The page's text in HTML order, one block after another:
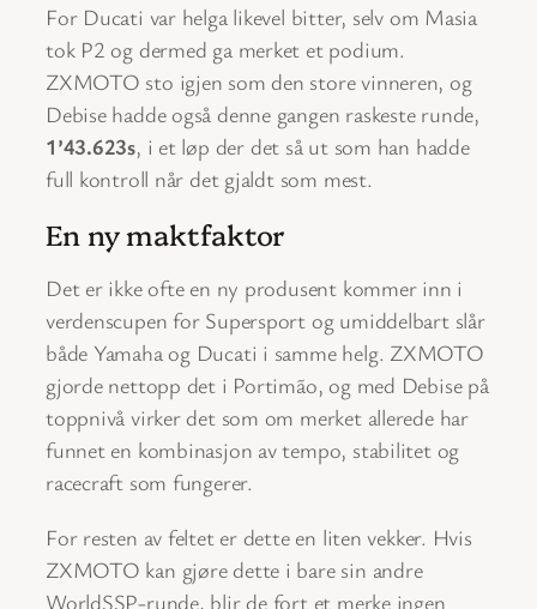
For Ducati var helga likevel bitter, selv om Masia
tok P2 og dermed ga merket et podium.
ZXMOTO sto igjen som den store vinneren, og
Debise hadde også denne gangen raskeste runde,
1’43.623s, i et løp der det så ut som han hadde
full kontroll når det gjaldt som mest.
En ny maktfaktor
Det er ikke ofte en ny produsent kommer inn i
verdenscupen for Supersport og umiddelbart slår
både Yamaha og Ducati i samme helg. ZXMOTO
gjorde nettopp det i Portimão, og med Debise på
toppnivå virker det som om merket allerede har
funnet en kombinasjon av tempo, stabilitet og
racecraft som fungerer.
For resten av feltet er dette en liten vekker. Hvis
ZXMOTO kan gjøre dette i bare sin andre
WorldSSP-runde, blir de fort et merke ingen